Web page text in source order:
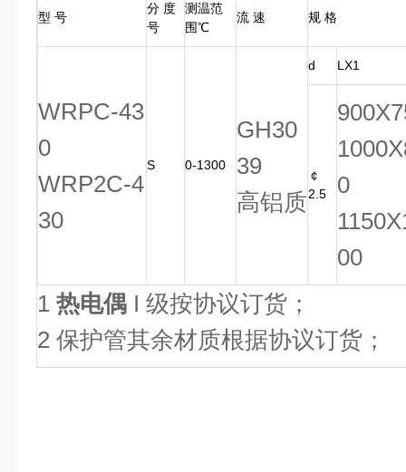
型 号
分 度
号
测温范
围℃
流 速 规 格
WRPC-43
0
WRP2C-4
30
S 0-1300
GH30
39
高铝质
d LX1
￠
2.5
0
00
1 热电偶 I 级按协议订货；
2 保护管其余材质根据协议订货；